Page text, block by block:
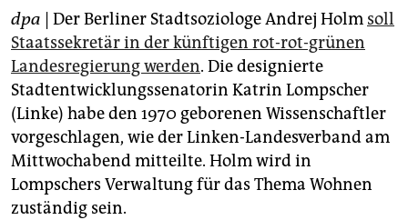
fragen & hilfe
unterstützen
abo
genossenschaft
epaper login
dpa | Der Berliner Stadtsoziologe Andrej Holm soll
Staatssekretär in der künftigen rot-rot-grünen
Landesregierung werden. Die designierte
Stadtentwicklungssenatorin Katrin Lompscher
(Linke) habe den 1970 geborenen Wissenschaftler
vorgeschlagen, wie der Linken-Landesverband am
Mittwochabend mitteilte. Holm wird in
Lompschers Verwaltung für das Thema Wohnen
zuständig sein.